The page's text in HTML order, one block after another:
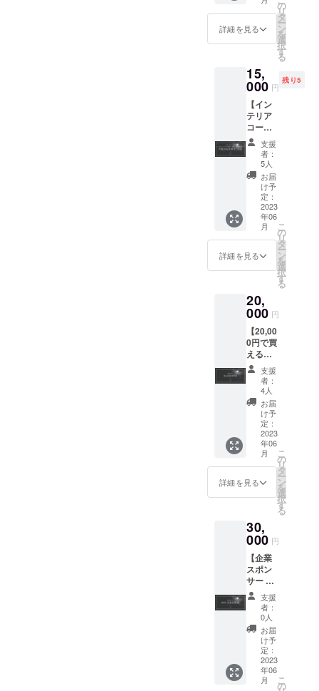
fukuya.
com/ind
ex.html
福にツ
キミチ
ルオリ
ジナル
ロゴ入
りのし
紙をか
けてお
届けい
たしま
す。 梱
包・発
送作業
は富久
屋様が
す。 送
料込
キミチ
ルのグ
ランド
オープ
ン後、
そのま
ま宿泊
代金の
割引に
お使い
いただ
ける
クーポ
ン5,000
円分1枚
ルアド
レスへ
ます。
※1回の
宿泊に
つきグ
ループ
で1枚の
み利用
可能 ※
有効期
限：24
年3月末
チェッ
クイン
はござ
いませ
んので
載期
間：23
年6月〜
を予定
掲載方
法：文
字のみ
※支援
時、必
ず備考
欄に掲
載を希
望され
るお名
前をご
記入く
ださ
プン
後、そ
のまま
宿泊代
金の割
使いい
ただけ
るクー
ポンで
す。 こ
ちらの
クーポ
ン一枚
15,000
円分を
割引い
ただけ
ます。
追っ
て、
メール
ンをお
届けい
たしま
す。 ※1
回の宿
泊につ
きグ
ループ
で1枚の
み利用
可能 ※
有効期
限：24
年3月末
チェッ
クイン
詳細を見る
の
リ
タ
ー
ン
を
選
択
す
る
15,
000 円
残り5
【イン
テリア
コー
ディ
ネー
ター荒
井詩万
＆建築
士齊藤
絵美と
めぐる
内覧会
＋食事
会ご招
待（23
年6月24
定）】
ツキミ
チルの
プレ
オープ
ン期間
（23年6
月24日
を予
定）に
行われ
る予定
のプレ
内覧ツ
アーへ
ご参加
いただ
アコー
ディ
ネー
ター荒
井詩
万、建
築士齊
藤絵美
の監修
した、
こだわ
りに満
ちた内
装・イ
ンテリ
支援
者：
5人
お届
け予
定：
2023
年06
月
詳細を見る
こ
の
リ
タ
ー
ン
を
選
択
す
る
20,
000 円
【20,00
0円で買
える割
引クー
ポン
35,000
円分】
ツキミ
チルの
グラン
ドオー
プン
後、そ
のまま
宿泊代
金の割
使いい
ただけ
るクー
ポンで
す。 こ
ちらの
クーポ
ン一枚
35,000
円分を
割引い
ただけ
ます。
追っ
支援
者：
4人
お届
け予
定：
2023
年06
月
詳細を見る
こ
の
リ
タ
ー
ン
を
選
択
す
る
30,
000 円
【企業
スポン
サー HP
に企業
名掲
載】 ツ
キミチ
ルの公
式HPへ
支援者
のお名
前（企
支援
者：
0人
お届
け予
定：
2023
年06
月
こ
の